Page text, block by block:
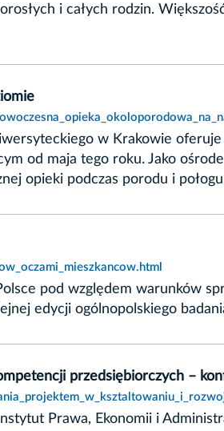
i całych rodzin.
w Krakowie
od maja tego roku. Jako
opieki podczas porodu i
pod względem warunków
edycji ogólnopolskiego
przedsiębiorczych –
Prawa, Ekonomii i